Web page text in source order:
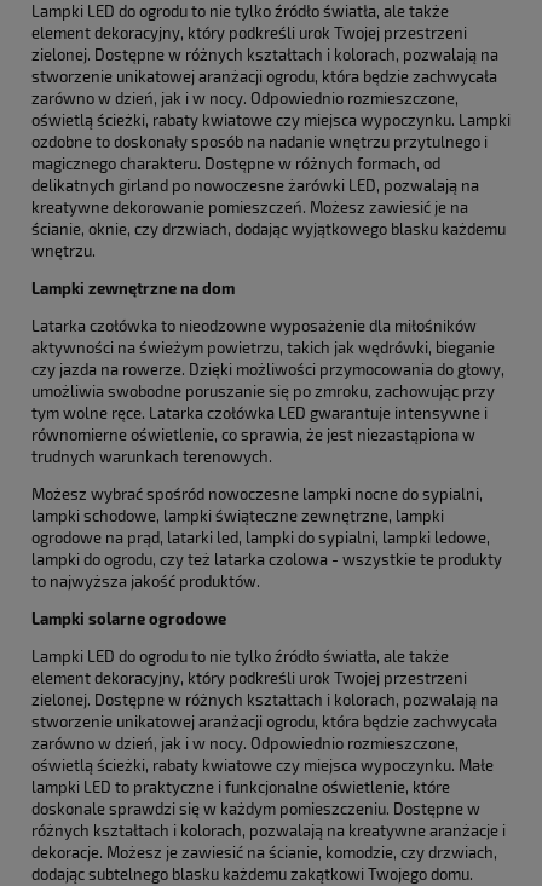
Lampki LED do ogrodu to nie tylko źródło światła, ale także
element dekoracyjny, który podkreśli urok Twojej przestrzeni
zielonej. Dostępne w różnych kształtach i kolorach, pozwalają na
stworzenie unikatowej aranżacji ogrodu, która będzie zachwycała
zarówno w dzień, jak i w nocy. Odpowiednio rozmieszczone,
oświetlą ścieżki, rabaty kwiatowe czy miejsca wypoczynku. Lampki
ozdobne to doskonały sposób na nadanie wnętrzu przytulnego i
magicznego charakteru. Dostępne w różnych formach, od
delikatnych girland po nowoczesne żarówki LED, pozwalają na
kreatywne dekorowanie pomieszczeń. Możesz zawiesić je na
ścianie, oknie, czy drzwiach, dodając wyjątkowego blasku każdemu
wnętrzu.
Lampki zewnętrzne na dom
Latarka czołówka to nieodzowne wyposażenie dla miłośników
aktywności na świeżym powietrzu, takich jak wędrówki, bieganie
czy jazda na rowerze. Dzięki możliwości przymocowania do głowy,
umożliwia swobodne poruszanie się po zmroku, zachowując przy
tym wolne ręce. Latarka czołówka LED gwarantuje intensywne i
równomierne oświetlenie, co sprawia, że jest niezastąpiona w
trudnych warunkach terenowych.
Możesz wybrać spośród nowoczesne lampki nocne do sypialni,
lampki schodowe, lampki świąteczne zewnętrzne, lampki
ogrodowe na prąd, latarki led, lampki do sypialni, lampki ledowe,
lampki do ogrodu, czy też latarka czolowa - wszystkie te produkty
to najwyższa jakość produktów.
Lampki solarne ogrodowe
Lampki LED do ogrodu to nie tylko źródło światła, ale także
element dekoracyjny, który podkreśli urok Twojej przestrzeni
zielonej. Dostępne w różnych kształtach i kolorach, pozwalają na
stworzenie unikatowej aranżacji ogrodu, która będzie zachwycała
zarówno w dzień, jak i w nocy. Odpowiednio rozmieszczone,
oświetlą ścieżki, rabaty kwiatowe czy miejsca wypoczynku. Małe
lampki LED to praktyczne i funkcjonalne oświetlenie, które
doskonale sprawdzi się w każdym pomieszczeniu. Dostępne w
różnych kształtach i kolorach, pozwalają na kreatywne aranżacje i
dekoracje. Możesz je zawiesić na ścianie, komodzie, czy drzwiach,
dodając subtelnego blasku każdemu zakątkowi Twojego domu.